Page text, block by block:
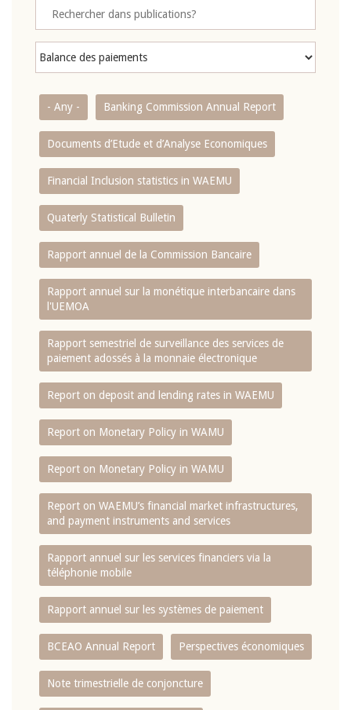
- Any - Banking Commission Annual Report
Documents d’Etude et d’Analyse Economiques
Financial Inclusion statistics in WAEMU
Quaterly Statistical Bulletin
Rapport annuel de la Commission Bancaire
Rapport annuel sur la monétique interbancaire dans
l'UEMOA
Rapport semestriel de surveillance des services de
paiement adossés à la monnaie électronique
Report on deposit and lending rates in WAEMU
Report on Monetary Policy in WAMU
Report on Monetary Policy in WAMU
Report on WAEMU’s financial market infrastructures,
and payment instruments and services
Rapport annuel sur les services financiers via la
téléphonie mobile
Rapport annuel sur les systèmes de paiement
BCEAO Annual Report Perspectives économiques
Note trimestrielle de conjoncture